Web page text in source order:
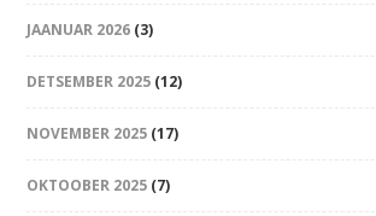
JAANUAR 2026 (3)
DETSEMBER 2025 (12)
NOVEMBER 2025 (17)
OKTOOBER 2025 (7)